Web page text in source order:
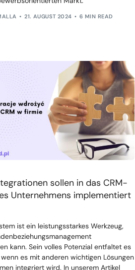
21. AUGUST 2024 6 MIN READ
sollen in das CRM-
Unternehmens implementiert
ist ein leistungsstarkes Werkzeug,
kann. Sein volles Potenzial entfaltet es
es mit anderen wichtigen Lösungen
integriert wird. In unserem Artikel